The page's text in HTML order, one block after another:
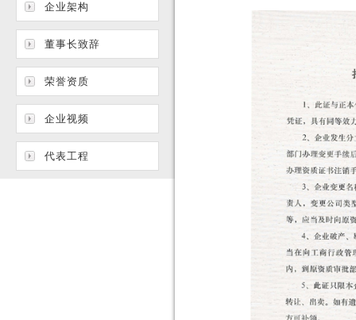
企业架构
董事长致辞
荣誉资质
企业视频
代表工程